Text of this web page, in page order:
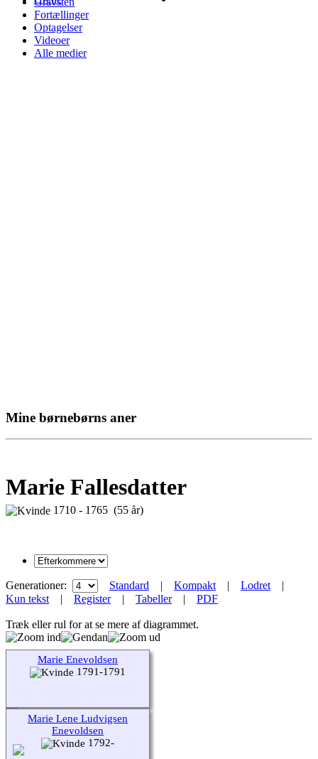
Fortællinger
Optagelser
Videoer
Alle medier
Mine børnebørns aner
Marie Fallesdatter
1710 - 1765 (55 år)
Generationer: Standard | Kompakt | Lodret |
Kun tekst | Register| Tabeller| PDF
Træk eller rul for at se mere af diagrammet.
Marie Enevoldsen
1791-1791
Marie Lene Ludvigsen
Enevoldsen
1792-